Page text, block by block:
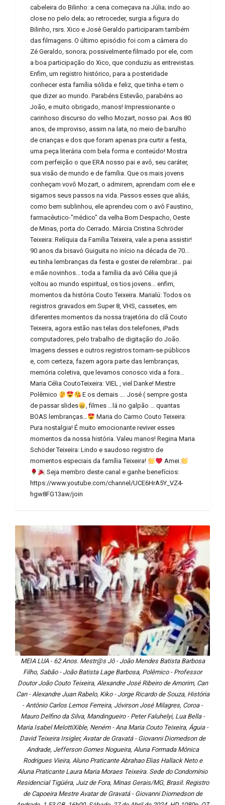
cabeleira do Bilinho: a cena começava na Júlia; indo ao
close no pelo dela; ao retroceder, surgia a figura do
Bilinho, rsrs. Xico e José Geraldo participaram também
das filmagens. O último episódio foi com a câmera do
Zé Geraldo, sonora; possivelmente filmado por ele, com
a boa participação do Xico, que conduziu as entrevistas.
Enfim, um registro histórico, para a posteridade
conhecer esta família sólida e feliz, que tinha e tem o
que dizer ao mundo. Parabéns Estevão, parabéns ao
João, e muito obrigado, manos! Impressionante o
carinhoso discurso do velho Mozart, nosso pai. Aos 80
anos, de improviso, assim na lata, no meio de barulho
de crianças e dos que foram apenas pra curtir a festa,
uma peça literária com bela forma e conteúdo! Mostra
com perfeição o que ERA nosso pai e avô, seu caráter,
sua visão de mundo e de família. Que os mais jovens
conheçam vovô Mozart, o admirem, aprendam com ele e
sigamos seus passos na vida. Passos esses que aliás,
como bem sublinhou, ele aprendeu com o avô Faustino,
farmacêutico-"médico" da velha Bom Despacho, Oeste
de Minas, porta do Cerrado. Márcia Cristina Schröder
Teixeira: Relíquia da Família Teixeira, vale a pena assistir!
90 anos da bisavó Guiguita no início na década de 70...
eu tinha lembranças da festa e gostei de relembrar... pai
e mãe novinhos... toda a família da avó Célia que já
voltou ao mundo espiritual, os tios jovens... enfim,
momentos da história Couto Teixeira. Marialú: Todos os
registros gravados em Super 8, VHS, cassetes, em
diferentes momentos da nossa trajetória do clã Couto
Teixeira, agora estão nas telas dos telefones, iPads
computadores, pelo trabalho de digitação do João.
Imagens desses e outros registros tornam-se públicos
e, com certeza, fazem agora parte das lembranças,
memória coletiva, que levamos conosco vida a fora…
Maria Célia CoutoTeixeira: VIEL , viel Danke! Mestre
Polêmico
E os demais …. José ( sempre gosta
de passar slides
, filmes …lá no galpão … quantas
BOAS lembranças…
Maria do Carmo Couto Teixeira:
Pura nostalgia! É muito emocionante reviver esses
momentos da nossa história. Valeu manos! Regina Maria
Schöder Teixeira: Lindo e saudoso registro de
momentos especiais da família Teixeira!
Amei.
Seja membro deste canal e ganhe benefícios:
https://www.youtube.com/channel/UCE6HrA5Y_VZ4-
hgw8FG13aw/join
MEIA LUA - 62 Anos. Mestr@s Jô - João Mendes Batista Barbosa
Filho, Sabão - João Batista Lage Barbosa, Polêmico - Professor
Doutor João Couto Teixeira, Alexandre José Ribeiro de Amorim, Can
Can - Alexandre Juan Rabelo, Kiko - Jorge Ricardo de Souza, História
- Antônio Carlos Lemos Ferreira, Jóvirson José Milagres, Coroa -
Mauro Delfino da Silva, Mandingueiro - Peter Faluhelyi, Lua Bella -
Maria Isabel MelottiXible, Neném - Ana Maria Couto Teixeira, Águia -
David Teixeira Irsigler, Avatar de Gravatá - Giovanni Diomedson de
Andrade, Jefferson Gomes Nogueira, Aluna Formada Mônica
Rodrigues Vieira, Aluno Praticante Abrahao Elias Hallack Neto e
Aluna Praticante Laura Maria Moraes Teixeira. Sede do Condomínio
Residencial Tigüéra, Juiz de Fora, Minas Gerais/MG, Brasil. Registro
de Capoeira Mestre Avatar de Gravatá - Giovanni Diomedson de